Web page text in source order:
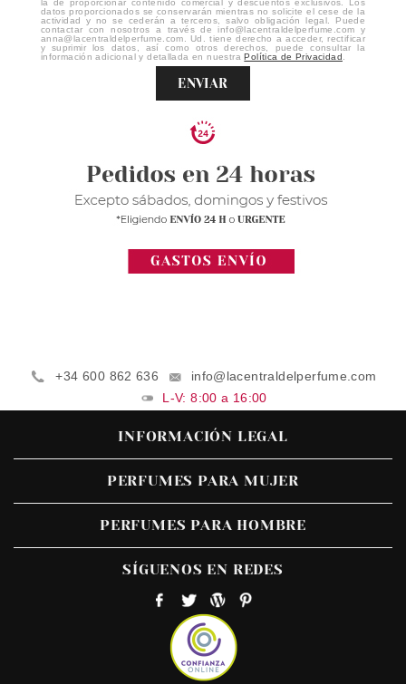
la de proporcionar contenido comercial y descuentos exclusivos. Los
datos proporcionados se conservarán mientras no solicite el cese de la
actividad y no se cederán a terceros, salvo obligación legal. Puede
contactar con nosotros a través de info@lacentraldelperfume.com y
anna@lacentraldelperfume.com. Ud. tiene derecho a acceder, rectificar
y suprimir los datos, así como otros derechos, puede consultar la
información adicional y detallada en nuestraPolítica de Privacidad
ENVIAR
+34 600 862 636
info@lacentraldelperfume.com
L-V: 8:00 a 16:00
INFORMACIÓN LEGAL
PERFUMES PARA MUJER
PERFUMES PARA HOMBRE
SÍGUENOS EN REDES